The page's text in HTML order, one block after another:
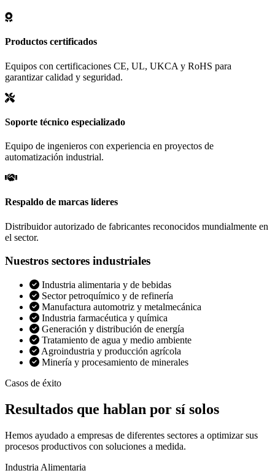
Productos certificados
Equipos con certificaciones CE, UL, UKCA y RoHS para
garantizar calidad y seguridad.
Soporte técnico especializado
Equipo de ingenieros con experiencia en proyectos de
automatización industrial.
Respaldo de marcas líderes
Distribuidor autorizado de fabricantes reconocidos mundialmente en
el sector.
Nuestros sectores industriales
Industria alimentaria y de bebidas
Sector petroquímico y de refinería
Manufactura automotriz y metalmecánica
Industria farmacéutica y química
Generación y distribución de energía
Tratamiento de agua y medio ambiente
Agroindustria y producción agrícola
Minería y procesamiento de minerales
Casos de éxito
Resultados que hablan por sí solos
Hemos ayudado a empresas de diferentes sectores a optimizar sus
procesos productivos con soluciones a medida.
Industria Alimentaria